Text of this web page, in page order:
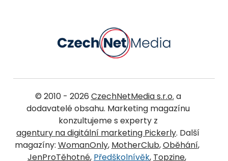
© 2010 - 2026 CzechNetMedia s.r.o. a
dodavatelé obsahu. Marketing magazínu
konzultujeme s experty z
agentury na digitální marketing Pickerly. Další
magazíny: WomanOnly, MotherClub,Oběhání,
JenProTěhotné, Předškolnívěk, Topzine,